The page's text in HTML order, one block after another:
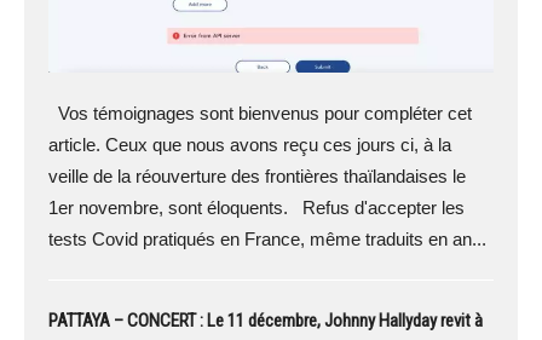
Vos témoignages sont bienvenus pour compléter cet
article. Ceux que nous avons reçu ces jours ci, à la
veille de la réouverture des frontières thaïlandaises le
1er novembre, sont éloquents. Refus d'accepter les
tests Covid pratiqués en France, même traduits en an...
PATTAYA – CONCERT : Le 11 décembre, Johnny Hallyday revit à